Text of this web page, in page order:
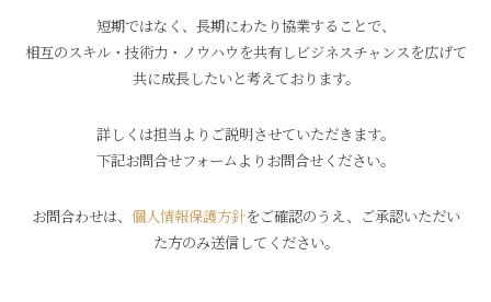
短期ではなく、長期にわたり協業することで、
相互のスキル・技術力・ノウハウを共有しビジネスチャンスを広げて
共に成長したいと考えております。
詳しくは担当よりご説明させていただきます。
下記お問合せフォームよりお問合せください。
お問合わせは、 個人情報保護方針をご確認のうえ、ご承認いただい
た方のみ送信してください。